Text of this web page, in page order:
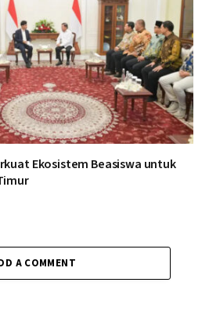
Ekosistem Beasiswa untuk
A COMMENT